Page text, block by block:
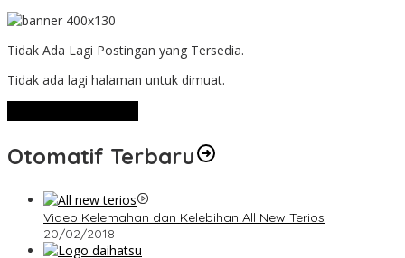
Tidak Ada Lagi Postingan yang Tersedia.
Tidak ada lagi halaman untuk dimuat.
Otomatif Terbaru
Video Kelemahan dan Kelebihan All New Terios
20/02/2018